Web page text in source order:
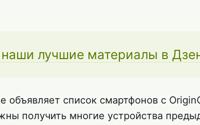
лучшие материалы в
объявляет список смартфонов с
получить многие устройства